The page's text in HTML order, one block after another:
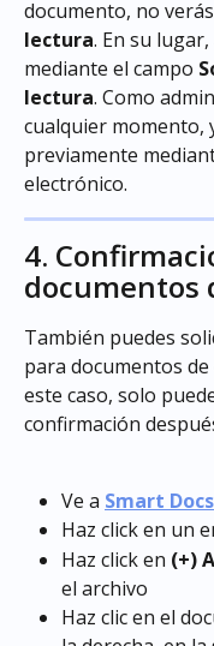
documento, no
lectura. En su
mediante el campo
lectura. Como
cualquier momento,
previamente
electrónico.
4.
documentos
También puedes
para documentos
este caso, solo
confirmación
Ve a Smart
Haz click en un
Haz click en (+)
el archivo
Haz clic en el